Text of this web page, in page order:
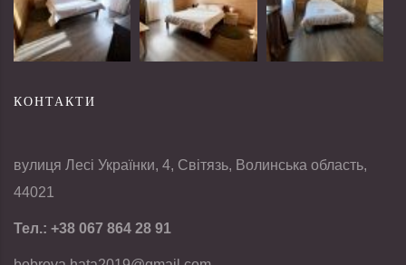
КОНТАКТИ
вулиця Лесі Українки, 4, Світязь, Волинська область,
44021
Тел.: +38 067 864 28 91